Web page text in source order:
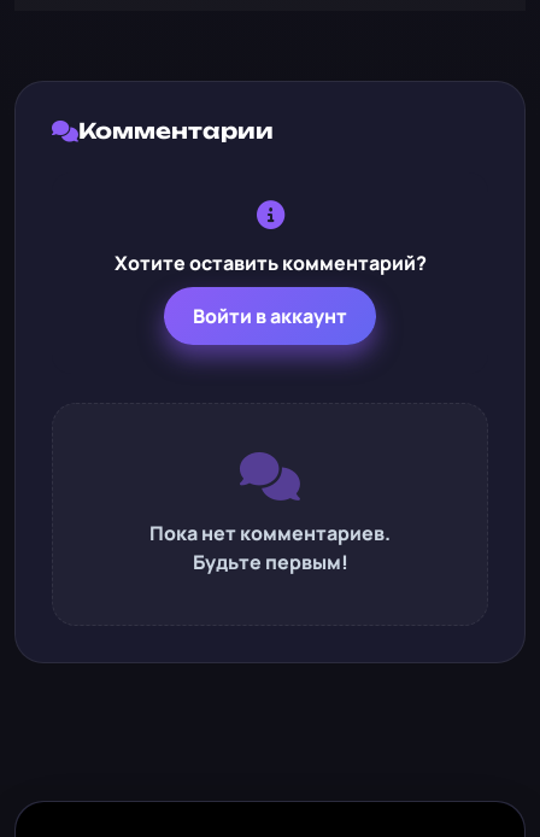
Комментарии
Хотите оставить комментарий?
Войти в аккаунт
Пока нет комментариев.
Будьте первым!